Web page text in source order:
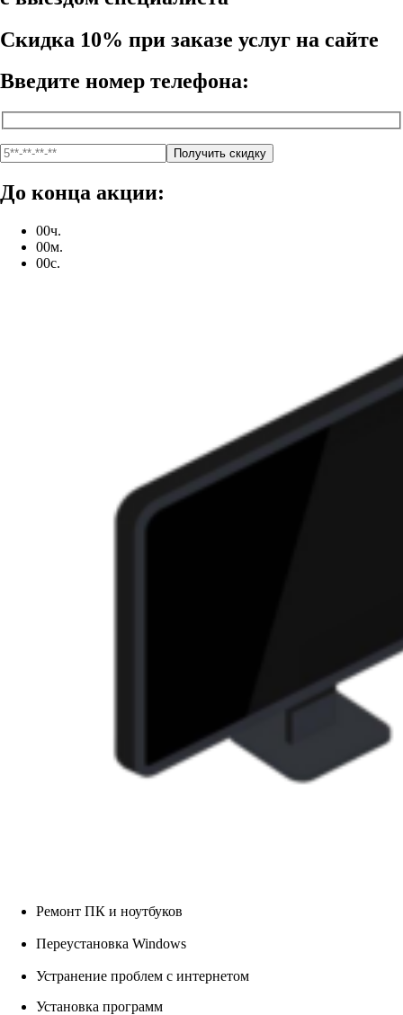
Скидка 10% при заказе услуг на сайте
Введите номер телефона:
До конца акции:
00ч.
00м.
00с.
Ремонт ПК и ноутбуков
Переустановка Windows
Устранение проблем с интернетом
Установка программ